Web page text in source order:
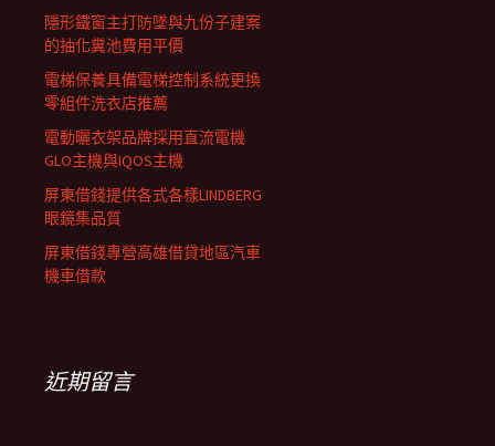
隱形鐵窗主打防墜與九份子建案
的抽化糞池費用平價
電梯保養具備電梯控制系統更換
零組件洗衣店推薦
電動曬衣架品牌採用直流電機
GLO主機與IQOS主機
屏東借錢提供各式各樣LINDBERG
眼鏡集品質
屏東借錢專營高雄借貸地區汽車
機車借款
近期留言